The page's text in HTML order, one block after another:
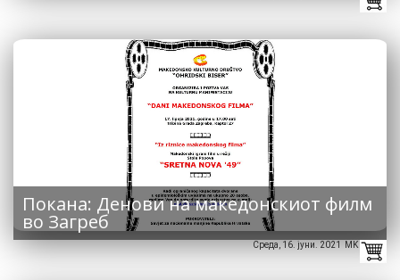
Покана: Денови на македонскиот филм
во Загреб
Среда, 16. јуни. 2021 MK